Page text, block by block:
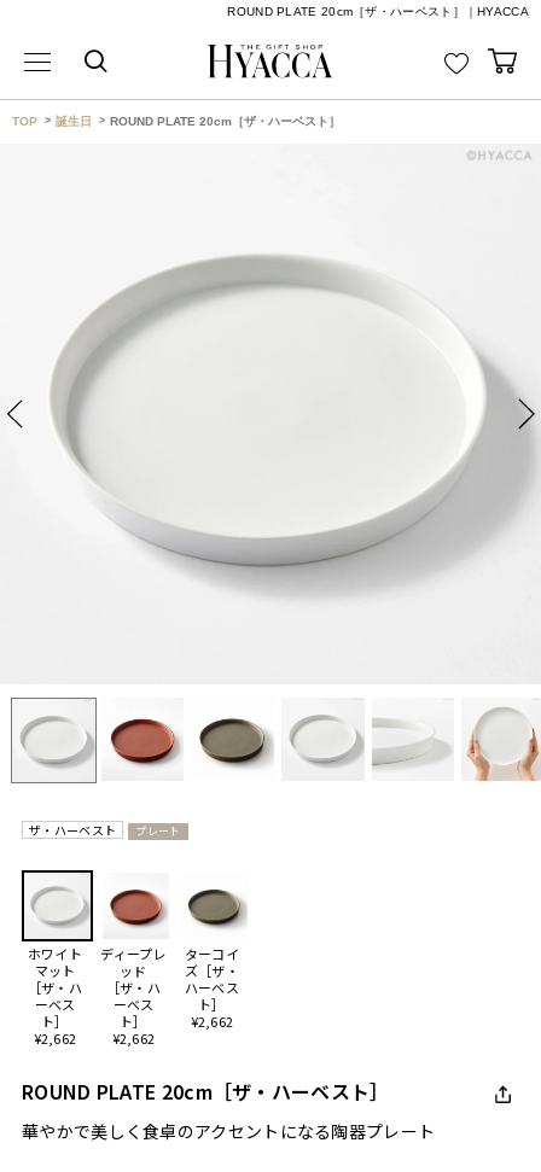
ROUND PLATE 20cm［ザ・ハーベスト］｜HYACCA
TOP 誕生日 ROUND PLATE 20cm［ザ・ハーベスト］
ザ・ハーベスト プレート
ホワイト
マット
［ザ・ハ
ーベス
ト］
¥2,662
ディープレ
ッド
［ザ・ハ
ーベス
ト］
¥2,662
ターコイ
ズ［ザ・
ハーベス
ト］
¥2,662
ROUND PLATE 20cm［ザ・ハーベスト］
華やかで美しく食卓のアクセントになる陶器プレート